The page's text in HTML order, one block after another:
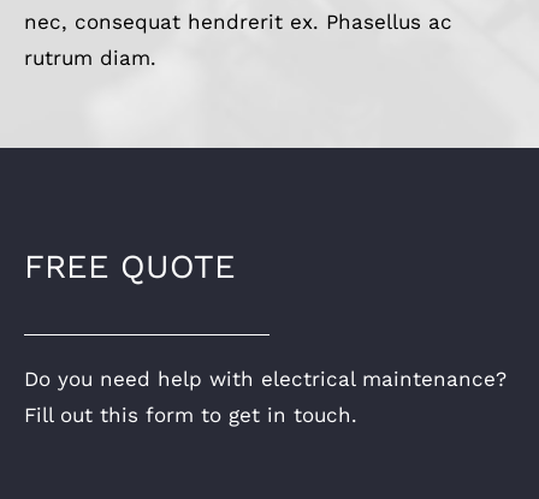
nec, consequat hendrerit ex. Phasellus ac
rutrum diam.
FREE QUOTE
Do you need help with electrical maintenance?
Fill out this form to get in touch.